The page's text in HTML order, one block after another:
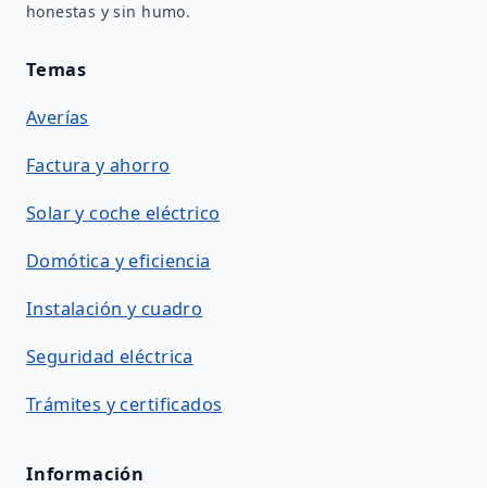
honestas y sin humo.
Temas
Averías
Factura y ahorro
Solar y coche eléctrico
Domótica y eficiencia
Instalación y cuadro
Seguridad eléctrica
Trámites y certificados
Información